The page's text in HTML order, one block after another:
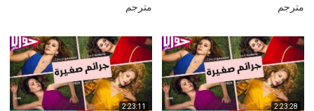
مترجم
مترجم
2:23:28
2:23:11